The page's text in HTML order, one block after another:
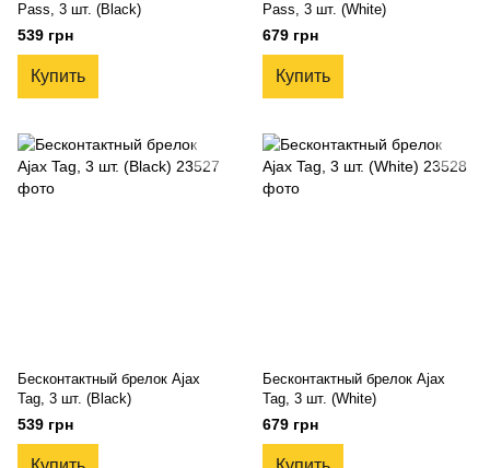
Pass, 3 шт. (Black)
539 грн
Купить
Pass, 3 шт. (White)
679 грн
Купить
Беcконтактный брелок Ajax
Tag, 3 шт. (Black)
539 грн
Беcконтактный брелок Ajax
Tag, 3 шт. (White)
679 грн